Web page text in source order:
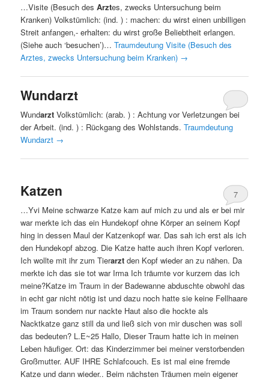
…Visite (Besuch desArztes, zwecks Untersuchung beim
Kranken) Volkstümlich: (ind. ) : machen: du wirst einen unbilligen
Streit anfangen,- erhalten: du wirst große Beliebtheit erlangen.
(Siehe auch ‘besuchen’)…Traumdeutung Visite (Besuch des
Arztes, zwecks Untersuchung beim Kranken) →
Wundarzt
Wundarzt Volkstümlich: (arab. ) : Achtung vor Verletzungen bei
der Arbeit. (ind. ) : Rückgang des Wohlstands.Traumdeutung
Wundarzt →
Katzen
7
…Yvi Meine schwarze Katze kam auf mich zu und als er bei mir
war merkte ich das ein Hundekopf ohne Körper an seinem Kopf
hing in dessen Maul der Katzenkopf war. Das sah ich erst als ich
den Hundekopf abzog. Die Katze hatte auch ihren Kopf verloren.
Ich wollte mit ihr zum Tierarzt den Kopf wieder an zu nähen. Da
merkte ich das sie tot war Irma Ich träumte vor kurzem das ich
meine?Katze im Traum in der Badewanne abduschte obwohl das
in echt gar nicht nötig ist und dazu noch hatte sie keine Fellhaare
im Traum sondern nur nackte Haut also die hockte als
Nacktkatze ganz still da und ließ sich von mir duschen was soll
das bedeuten? L.E~25 Hallo, Dieser Traum hatte ich in meinen
Leben häufiger. Ort: das Kinderzimmer bei meiner verstorbenden
Großmutter. AUF IHRE Schlafcouch. Es ist mal eine fremde
Katze und dann wieder.. Beim nächsten Träumen mein eigener